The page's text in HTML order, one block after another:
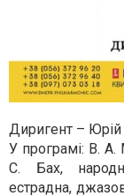
Диригент – Юрій
У програмі: В.
С. Бах,
естрадна,